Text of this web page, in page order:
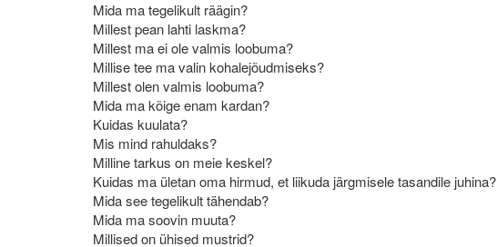
Mida ma tegelikult räägin?
Millest pean lahti laskma?
Millest ma ei ole valmis loobuma?
Millise tee ma valin kohalejõudmiseks?
Millest olen valmis loobuma?
Mida ma kõige enam kardan?
Kuidas kuulata?
Mis mind rahuldaks?
Milline tarkus on meie keskel?
Kuidas ma ületan oma hirmud, et liikuda järgmisele tasandile juhina?
Mida see tegelikult tähendab?
Mida ma soovin muuta?
Millised on ühised mustrid?